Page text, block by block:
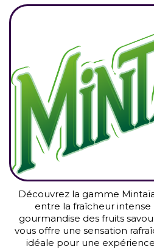
Découvrez la gamme
entre la fraîcheur
gourmandise des fruits
vous offre une sensation
idéale pour une